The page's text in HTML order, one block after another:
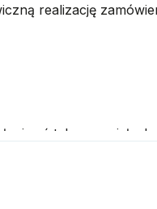
tak wspaniałych
realizację